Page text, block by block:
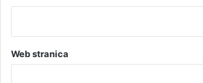
Web stranica